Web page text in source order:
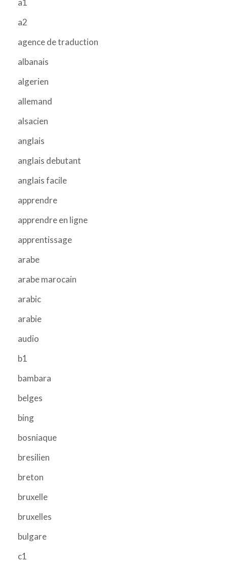
a2
agence de traduction
albanais
algerien
allemand
alsacien
anglais
anglais debutant
anglais facile
apprendre
apprendre en ligne
apprentissage
arabe
arabe marocain
arabic
arabie
audio
b1
bambara
belges
bing
bosniaque
bresilien
breton
bruxelle
bruxelles
bulgare
c1